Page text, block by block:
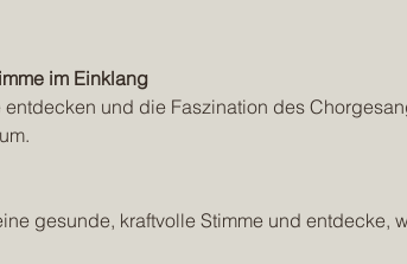
im Einklang
und die Faszination des
gesunde, kraftvolle Stimme und entdecke,